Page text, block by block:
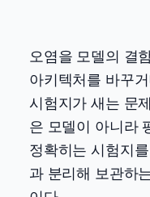
오염을 모델의 결
아키텍처를 바꾸
시험지가 새는 문
은 모델이 아니라
정확히는 시험지
과 분리해 보관하